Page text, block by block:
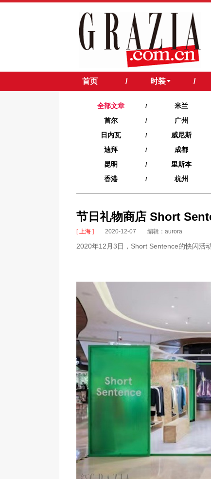
首页 / 时装 /
全部文章 / 米兰
首尔 / 广州
日内瓦 / 威尼斯
迪拜 / 成都
昆明 / 里斯本
香港 / 杭州
节日礼物商店 Short
[ 上海 ] 2020-12-07 编辑：aurora
2020年12月3日，Short Sentence的快闪活